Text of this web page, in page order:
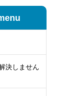
決しません